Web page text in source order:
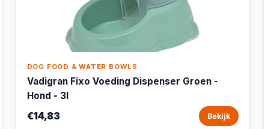
DOG FOOD & WATER BOWLS
Vadigran Fixo Voeding Dispenser Groen -
Hond - 3l
€14,83 Bekijk